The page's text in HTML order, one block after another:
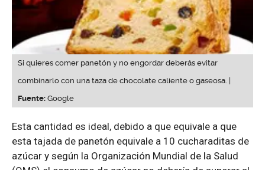
Si quieres comer panetón y no engordar deberás evitar
combinarlo con una taza de chocolate caliente o gaseosa. |
Fuente: Google
Esta cantidad es ideal, debido a que equivale a que
esta tajada de panetón equivale a 10 cucharaditas de
azúcar y según la Organización Mundial de la Salud